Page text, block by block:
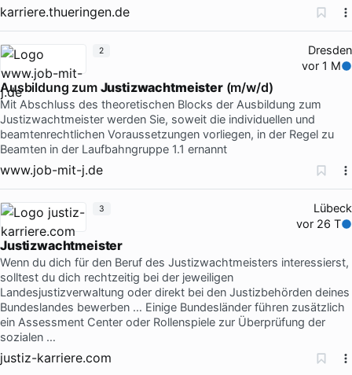
karriere.thueringen.de
Dresden
vor 1 M
Ausbildung zum Justizwachtmeister(m/w/d)
Mit Abschluss des theoretischen Blocks der Ausbildung zum
Justizwachtmeister werden Sie, soweit die individuellen und
beamtenrechtlichen Voraussetzungen vorliegen, in der Regel zu
Beamten in der Laufbahngruppe 1.1 ernannt
www.job-mit-j.de
2
Lübeck
vor 26 T
Justizwachtmeister
Wenn du dich für den Beruf des Justizwachtmeisters interessierst,
solltest du dich rechtzeitig bei der jeweiligen
Landesjustizverwaltung oder direkt bei den Justizbehörden deines
Bundeslandes bewerben … Einige Bundesländer führen zusätzlich
ein Assessment Center oder Rollenspiele zur Überprüfung der
sozialen …
justiz-karriere.com
3